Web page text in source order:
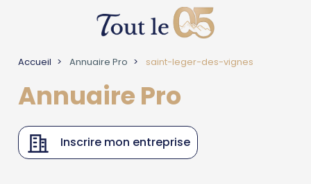
Accueil Annuaire Pro saint-leger-des-vignes
Annuaire Pro
Inscrire mon entreprise